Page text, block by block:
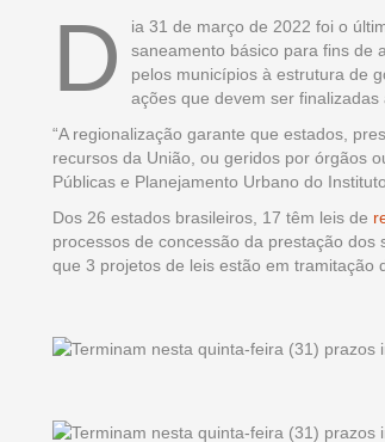
D
ia 31 de março de 2022 foi o
saneamento básico para fins de
pelos municípios à estrutura de
ações que devem ser finalizadas
“A regionalização garante que estados,
recursos da União, ou geridos por órgãos
Públicas e Planejamento Urbano do
Dos 26 estados brasileiros, 17 têm leis de
processos de concessão da prestação
que 3 projetos de leis estão em tramitação